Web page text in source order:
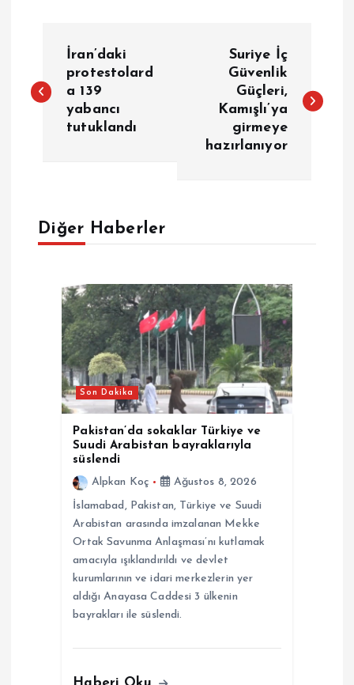
a
e
İran’daki
protestolard
a 139
yabancı
tutuklandı
Suriye İç
Güvenlik
Güçleri,
Kamışlı’ya
girmeye
hazırlanıyor
Diğer Haberler
Son Dakika
Pakistan’da sokaklar Türkiye ve
Suudi Arabistan bayraklarıyla
süslendi
Alpkan Koç
Ağustos 8, 2026
İslamabad, Pakistan, Türkiye ve Suudi
Arabistan arasında imzalanan Mekke
Ortak Savunma Anlaşması’nı kutlamak
amacıyla ışıklandırıldı ve devlet
kurumlarının ve idari merkezlerin yer
aldığı Anayasa Caddesi 3 ülkenin
bayrakları ile süslendi.